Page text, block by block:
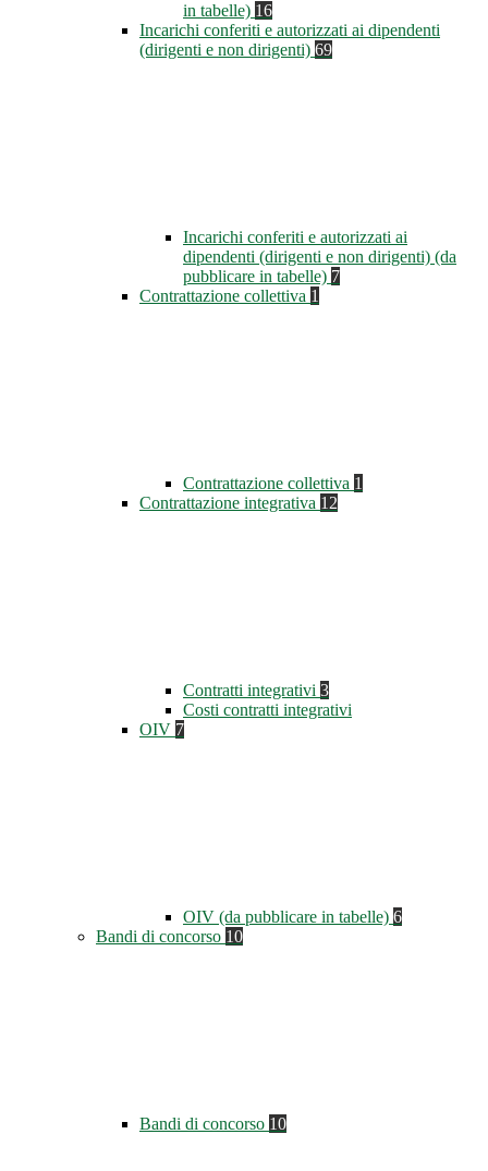
in tabelle) 16
Incarichi conferiti e autorizzati ai dipendenti
(dirigenti e non dirigenti) 69
Incarichi conferiti e autorizzati ai
dipendenti (dirigenti e non dirigenti) (da
pubblicare in tabelle) 7
Contrattazione collettiva 1
Contrattazione collettiva 1
Contrattazione integrativa 12
Contratti integrativi 3
Costi contratti integrativi
OIV 7
OIV (da pubblicare in tabelle) 6
Bandi di concorso 10
Bandi di concorso 10